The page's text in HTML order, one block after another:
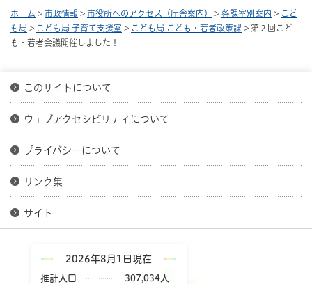
ホーム > 市政情報 > 市役所へのアクセス（庁舎案内） > 各課室別案内 > こど
も局 > こども局 子育て支援室 > こども局 こども・若者政策課 > 第２回こど
も・若者会議開催しました！
このサイトについて
ウェブアクセシビリティについて
プライバシーについて
リンク集
サイト
2026年8月1日現在
推計人口
307,034人